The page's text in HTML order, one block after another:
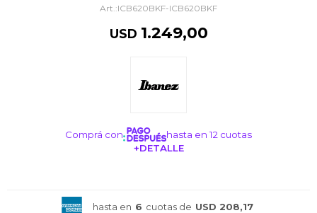
ICB620BKF-ICB620BKF
USD 1.249,00
Comprá con
hasta en 12 cuotas
+DETALLE
hasta en 6 cuotas de USD 208,17